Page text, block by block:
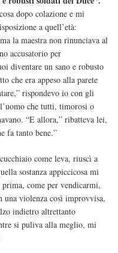
dopo colazione e mi
a quell’età:
la maestra non rinunciava al
accusatorio per
diventare un sano e robusto
che era appeso alla parete
rispondevo io con gli
che tutti, timorosi o
“E allora,” ribatteva lei,
fa tanto bene.”
come leva, riuscì a
sostanza appiccicosa mi
come per vendicarmi,
una violenza così improvvisa,
indietro altrettanto
si puliva alla meglio, mi